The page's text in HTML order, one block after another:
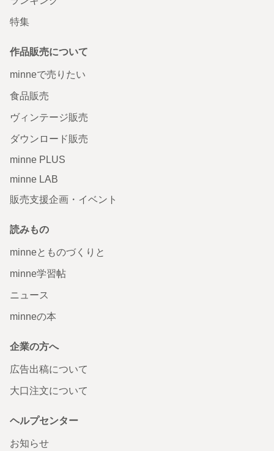
特集
作品販売について
minneで売りたい
食品販売
ヴィンテージ販売
ダウンロード販売
minne PLUS
minne LAB
販売支援企画・イベント
読みもの
minneとものづくりと
minne学習帖
ニュース
minneの本
企業の方へ
広告出稿について
大口注文について
ヘルプセンター
お知らせ